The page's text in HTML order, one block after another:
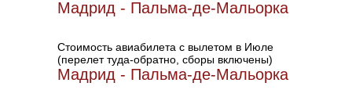
Мадрид - Пальма-де-Мальорка
Стоимость авиабилета с вылетом в Июле
(перелет туда-обратно, сборы включены)
Мадрид - Пальма-де-Мальорка